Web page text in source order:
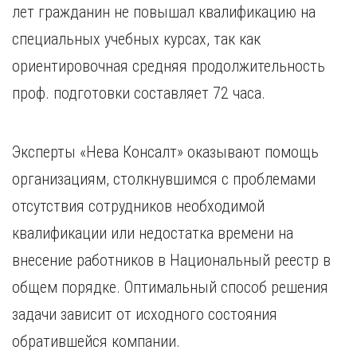
лет гражданин не повышал квалификацию на
специальных учебных курсах, так как
ориентировочная средняя продолжительность
проф. подготовки составляет 72 часа.
Эксперты «Нева Консалт» оказывают помощь
организациям, столкнувшимся с проблемами
отсутствия сотрудников необходимой
квалификации или недостатка времени на
внесение работников в Национальный реестр в
общем порядке. Оптимальный способ решения
задачи зависит от исходного состояния
обратившейся компании.